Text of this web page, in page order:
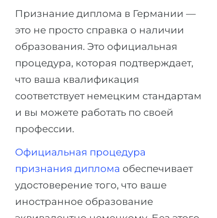
Признание диплома в Германии —
это не просто справка о наличии
образования. Это официальная
процедура, которая подтверждает,
что ваша квалификация
соответствует немецким стандартам
и вы можете работать по своей
профессии.
Официальная процедура
признания диплома обеспечивает
удостоверение того, что ваше
иностранное образование